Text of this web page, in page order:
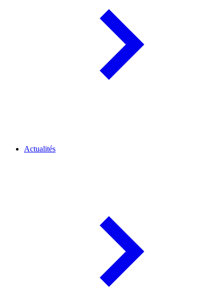
Actualités